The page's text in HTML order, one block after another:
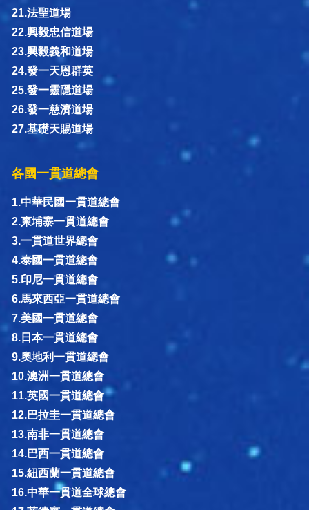
21.法聖道場
22.興毅忠信道場
23.興毅義和道場
24.發一天恩群英
25.發一靈隱道場
26.發一慈濟道場
27.基礎天賜道場
各國一貫道總會
1.中華民國一貫道總會
2.柬埔寨一貫道總會
3.一貫道世界總會
4.泰國一貫道總會
5.印尼一貫道總會
6.馬來西亞一貫道總會
7.美國一貫道總會
8.日本一貫道總會
9.奧地利一貫道總會
10.澳洲一貫道總會
11.英國一貫道總會
12.巴拉圭一貫道總會
13.南非一貫道總會
14.巴西一貫道總會
15.紐西蘭一貫道總會
16.中華一貫道全球總會